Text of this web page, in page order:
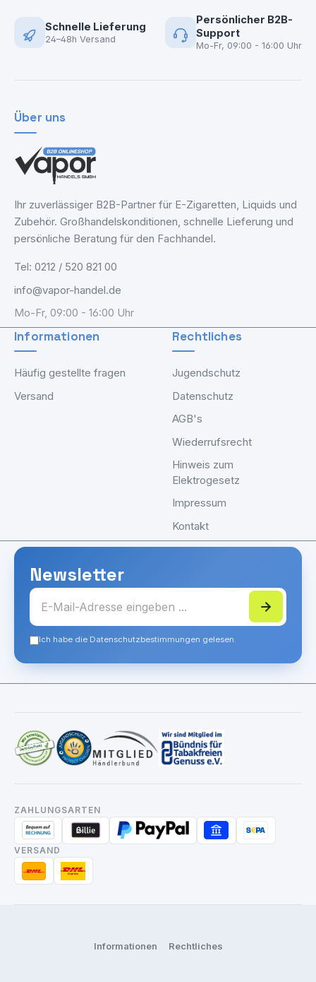
Schnelle Lieferung
24–48h Versand
Persönlicher B2B-
Support
Mo-Fr, 09:00 - 16:00 Uhr
Über uns
Ihr zuverlässiger B2B-Partner für E-Zigaretten, Liquids und
Zubehör. Großhandelskonditionen, schnelle Lieferung und
persönliche Beratung für den Fachhandel.
Tel: 0212 / 520 821 00
info@vapor-handel.de
Mo-Fr, 09:00 - 16:00 Uhr
Informationen
Häufig gestellte fragen
Versand
Rechtliches
Jugendschutz
Datenschutz
AGB's
Wiederrufsrecht
Hinweis zum
Elektrogesetz
Impressum
Kontakt
Newsletter
Ich habe die Datenschutzbestimmungen gelesen.
ZAHLUNGSARTEN
VERSAND
Informationen Rechtliches